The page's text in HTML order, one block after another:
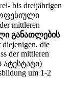
bis dreijährigen
mittleren
განათლების
diejenigen, die
der mittleren
ატესტატი)
um 1-2